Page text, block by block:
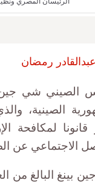
عبدالقادر رمضان
الصيني شي جين
الصينية،
قانونا لمكافحة
الاجتماعي عن